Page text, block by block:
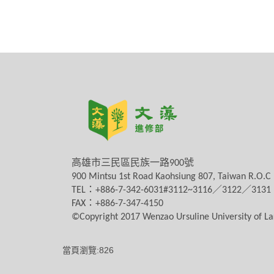
高雄市三民區民族一路900號
900 Mintsu 1st Road Kaohsiung 807, Taiwan R.O.C
TEL ： +886-7-342-6031#3112~3116／ 3122／ 3131
FAX ： +886-7-347-4150
©Copyright 2017 Wenzao Ursuline University of
當頁瀏覽:826